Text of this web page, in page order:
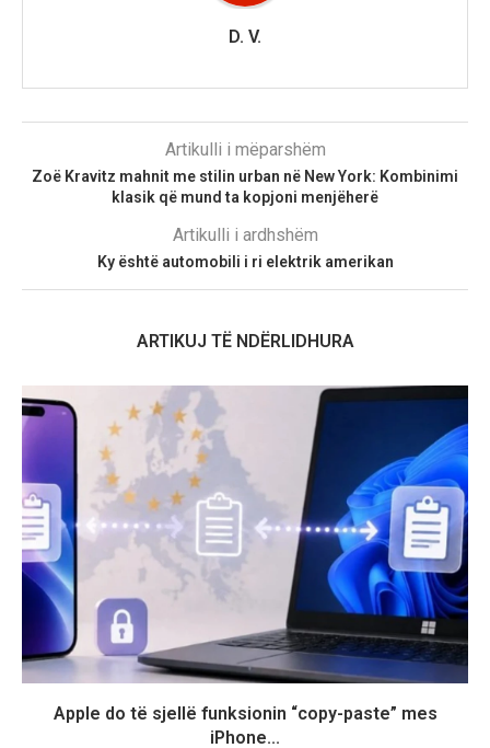
D. V.
Artikulli i mëparshëm
Zoë Kravitz mahnit me stilin urban në New York: Kombinimi
klasik që mund ta kopjoni menjëherë
Artikulli i ardhshëm
Ky është automobili i ri elektrik amerikan
ARTIKUJ TË NDËRLIDHURA
Apple do të sjellë funksionin “copy-paste” mes
iPhone...